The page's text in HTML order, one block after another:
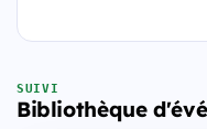
SUIVI
Bibliothèque